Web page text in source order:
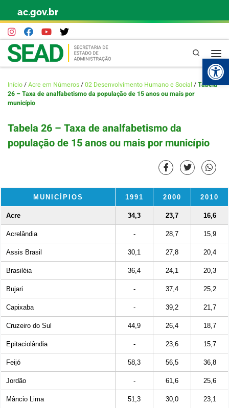
Skip to content
ac.gov.br
Pesquisa
Início/Acre em Números/02 Desenvolvimento Humano e Social /Tabela
26 – Taxa de analfabetismo da população de 15 anos ou mais por
município
Tabela 26 – Taxa de analfabetismo da
população de 15 anos ou mais por município
MUNICÍPIOS 1991 2000 2010
Acre 34,3 23,7 16,6
Acrelândia - 28,7 15,9
Assis Brasil 30,1 27,8 20,4
Brasiléia 36,4 24,1 20,3
Bujari - 37,4 25,2
Capixaba - 39,2 21,7
Cruzeiro do Sul 44,9 26,4 18,7
Epitaciolândia - 23,6 15,7
Feijó 58,3 56,5 36,8
Jordão - 61,6 25,6
Mâncio Lima 51,3 30,0 23,1